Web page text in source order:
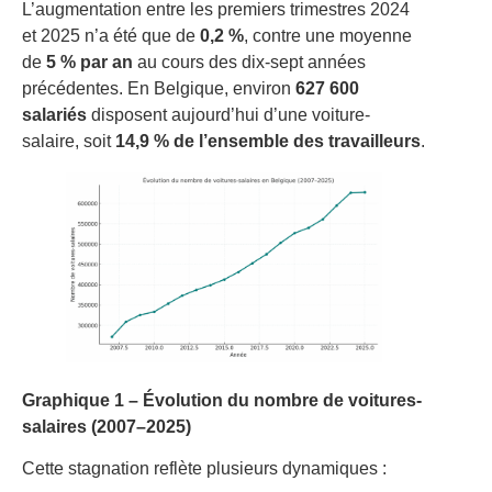
L’augmentation entre les premiers trimestres 2024
et 2025 n’a été que de 0,2 %, contre une moyenne
de 5 % par an au cours des dix-sept années
précédentes. En Belgique, environ 627 600
salariés disposent aujourd’hui d’une voiture-
salaire, soit 14,9 % de l’ensemble des travailleurs.
Graphique 1 – Évolution du nombre de voitures-
salaires (2007–2025)
Cette stagnation reflète plusieurs dynamiques :